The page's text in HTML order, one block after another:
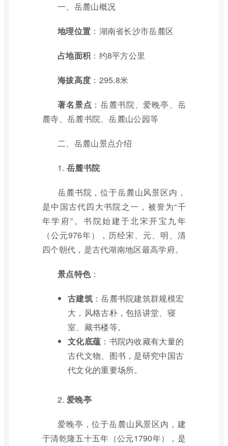
一、岳麓山概况
地理位置 ：湖南省长沙市岳麓区
占地面积 ：约8平方公里
海拔高度 ：295.8米
著名景点 ：岳麓书院、爱晚亭、岳
麓寺、岳麓书院、岳麓山公园等
二、岳麓山景点介绍
1. 岳麓书院
岳麓书院，位于岳麓山风景区内，
是中国古代四大书院之一，被誉为“千
年学府”。书院始建于北宋开宝九年
（公元976年），历经宋、元、明、清
四个朝代，是古代湖南地区最高学府。
景点特色：
古建筑：岳麓书院建筑群规模宏
大，风格古朴，包括讲堂、寝
室、藏书楼等。
文化底蕴 ：书院内收藏有大量的
古代文物、图书，是研究中国古
代文化的重要场所。
2. 爱晚亭
爱晚亭，位于岳麓山风景区内，建
于清乾隆五十五年（公元1790年），是